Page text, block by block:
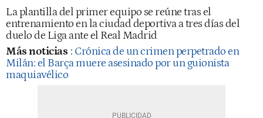
La plantilla del primer equipo se reúne tras el
entrenamiento en la ciudad deportiva a tres días del
duelo de Liga ante el Real Madrid
Más noticias : Crónica de un crimen perpetrado en
Milán: el Barça muere asesinado por un guionista
maquiavélico